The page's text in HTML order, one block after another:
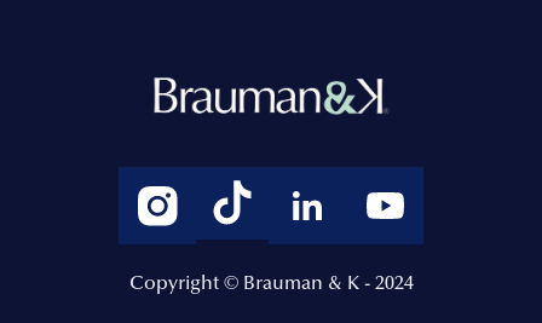
Copyright © Brauman & K - 2024